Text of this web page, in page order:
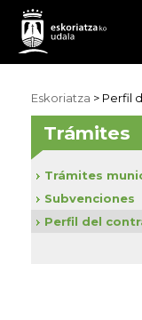
Eskoriatza > Perfil
Trámites
Trámites
Subvenciones
Perfil del